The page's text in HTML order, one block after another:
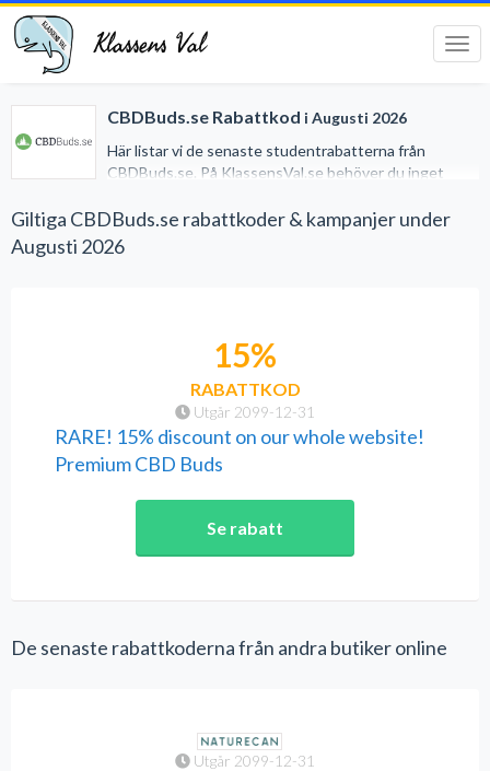
Klassens Val
CBDBuds.se Rabattkod i Augusti 2026
Här listar vi de senaste studentrabatterna från
CBDBuds.se. På KlassensVal.se behöver du inget
handlar på nätet. Vi har gjort det lätt för dig genom att
samla alla studentrabatter på ett och samma ställe.
Giltiga CBDBuds.se rabattkoder & kampanjer under
Augusti 2026
Utgår 2099-12-31
15%
RABATTKOD
RARE! 15% discount on our whole website!
Premium CBD Buds
Se rabatt
De senaste rabattkoderna från andra butiker online
Utgår 2099-12-31